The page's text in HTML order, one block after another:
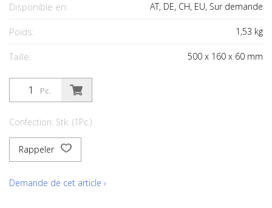
Disponible en: AT, DE, CH, EU, Sur demande
Poids: 1,53 kg
Taille: 500 x 160 x 60 mm
Pc.
Confection: Stk. (1Pc.)
Rappeler
Demande de cet article ›